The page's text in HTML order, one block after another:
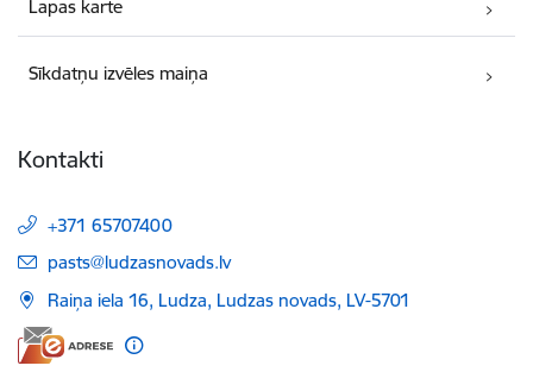
Lapas karte
Sīkdatņu izvēles maiņa
Kontakti
+371 65707400
E-pasts:
pasts@ludzasnovads.lv
Raiņa iela 16, Ludza, Ludzas novads, LV-5701